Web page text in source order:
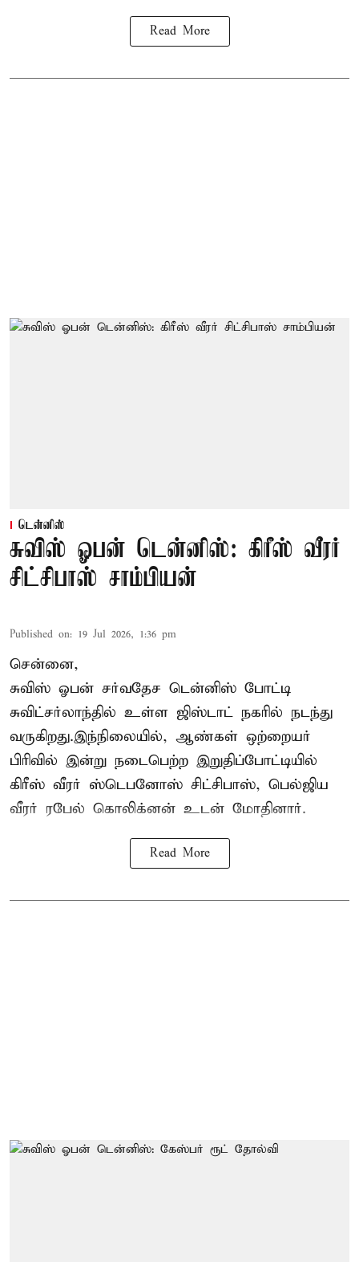
Read More
டென்னிஸ்
சுவிஸ் ஓபன் டென்னிஸ்: கிரீஸ் வீரர்
சிட்சிபாஸ் சாம்பியன்
Published on: 19 Jul 2026, 1:36 pm
சென்னை,
சுவிஸ் ஓபன் சர்வதேச டென்னிஸ் போட்டி
சுவிட்சர்லாந்தில் உள்ள ஜிஸ்டாட் நகரில் நடந்து
வருகிறது.இந்நிலையில், ஆண்கள் ஒற்றையர்
பிரிவில் இன்று நடைபெற்ற இறுதிப்போட்டியில்
கிரீஸ் வீரர் ஸ்டெபனோஸ் சிட்சிபாஸ், பெல்ஜிய
வீரர் ரபேல் கொலிக்னன் உடன் மோதினார்.
Read More